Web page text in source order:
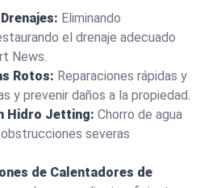
Eliminando
el drenaje adecuado
News.
Rotos: Reparaciones rápidas y
y prevenir daños a la propiedad.
Hidro Jetting: Chorro de agua
severas
de Calentadores de